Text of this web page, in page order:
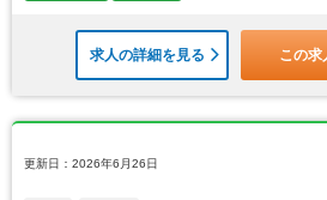
求人の詳細を見る この求
更新日：2026年6月26日